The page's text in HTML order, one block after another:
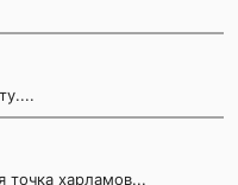
точка харламов...